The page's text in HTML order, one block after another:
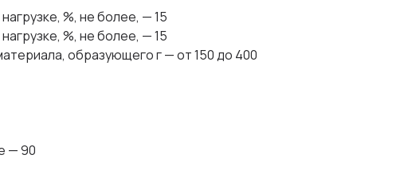
%, не более, — 15
%, не более, — 15
образующего г — от 150 до 400
— 90